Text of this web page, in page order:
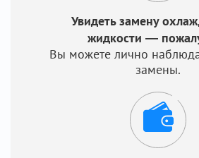
Увидеть замену
жидкости —
Вы можете лично
замены.